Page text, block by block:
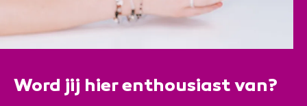
Word jij hier enthousiast van?